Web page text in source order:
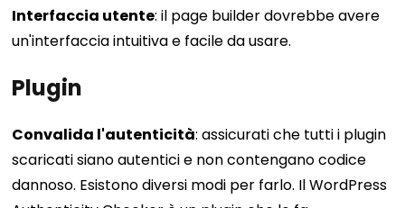
Interfaccia utente: il page builder dovrebbe avere
un'interfaccia intuitiva e facile da usare.
Plugin
Convalida l'autenticità: assicurati che tutti i plugin
scaricati siano autentici e non contengano codice
dannoso. Esistono diversi modi per farlo. Il WordPress